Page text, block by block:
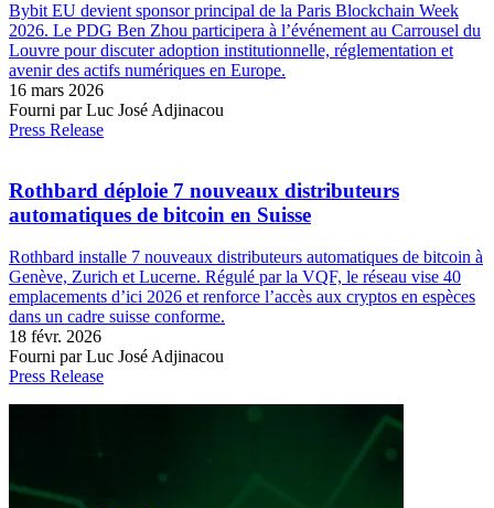
Bybit EU devient sponsor principal de la Paris Blockchain Week
2026. Le PDG Ben Zhou participera à l’événement au Carrousel du
Louvre pour discuter adoption institutionnelle, réglementation et
avenir des actifs numériques en Europe.
16 mars 2026
Fourni par Luc José Adjinacou
Press Release
Rothbard déploie 7 nouveaux distributeurs
automatiques de bitcoin en Suisse
Rothbard installe 7 nouveaux distributeurs automatiques de bitcoin à
Genève, Zurich et Lucerne. Régulé par la VQF, le réseau vise 40
emplacements d’ici 2026 et renforce l’accès aux cryptos en espèces
dans un cadre suisse conforme.
18 févr. 2026
Fourni par Luc José Adjinacou
Press Release